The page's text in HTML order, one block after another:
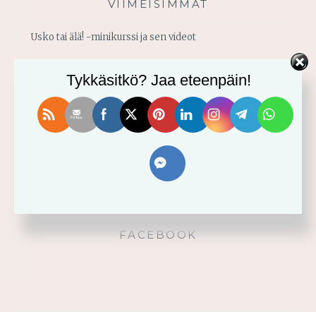
VIIMEISIMMÄT
Usko tai älä! -minikurssi ja sen videot
Älä yritä omin voimin
Käytä saamaasi voimaa!
FACEBOOK
Tykkäsitkö? Jaa eteenpäin!